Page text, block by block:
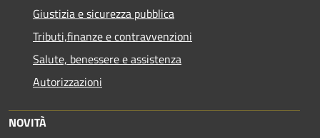
Giustizia e sicurezza pubblica
Tributi,finanze e contravvenzioni
Salute, benessere e assistenza
Autorizzazioni
NOVITÀ